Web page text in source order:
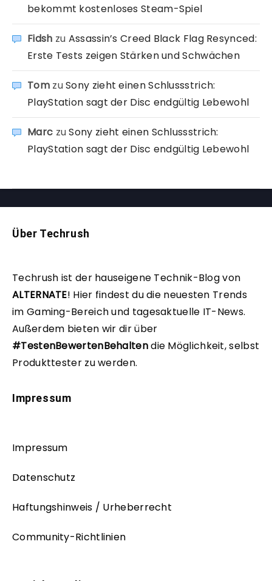
bekommt kostenloses Steam-Spiel
Fidsh zu Assassin’s Creed Black Flag Resynced:
Erste Tests zeigen Stärken und Schwächen
TomzuSony zieht einen Schlussstrich:
PlayStation sagt der Disc endgültig Lebewohl
Marc zuSony zieht einen Schlussstrich:
PlayStation sagt der Disc endgültig Lebewohl
Über Techrush
Techrush ist der hauseigene Technik-Blog von
ALTERNATE! Hier findest du die neuesten Trends
im Gaming-Bereich und tagesaktuelle IT-News.
Außerdem bieten wir dir über
#TestenBewertenBehaltendie Möglichkeit, selbst
Produkttester zu werden.
Impressum
Impressum
Datenschutz
Haftungshinweis / Urheberrecht
Community-Richtlinien